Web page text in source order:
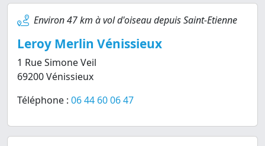
Environ 47 km à vol d'oiseau depuis Saint-Etienne
Leroy Merlin Vénissieux
1 Rue Simone Veil
69200 Vénissieux
Téléphone : 06 44 60 06 47